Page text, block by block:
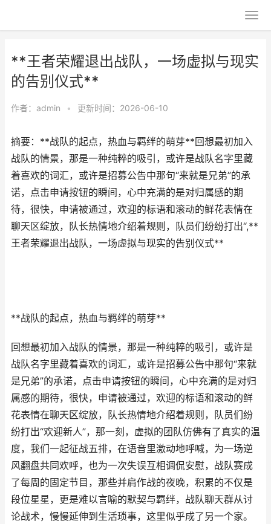
**王者荣耀退出战队，一场虚拟与现实
的告别仪式**
作者： admin • 更新时间：2026-06-10
摘要：**战队的起点，热血与羁绊的萌芽**回想最初加入
战队的情景，那是一种纯粹的吸引，或许是战队名字里藏
着喜欢的词汇，或许是招募公告中那句“来就是兄弟”的承
诺，点击申请按钮的瞬间，心中充满的是对归属感的期
待，很快，申请被通过，欢迎的标语和滚动的鲜花表情在
聊天区绽放，队长热情地介绍着规则，队员们纷纷打出“,**
王者荣耀退出战队，一场虚拟与现实的告别仪式**
**战队的起点，热血与羁绊的萌芽**
回想最初加入战队的情景，那是一种纯粹的吸引，或许是
战队名字里藏着喜欢的词汇，或许是招募公告中那句“来就
是兄弟”的承诺，点击申请按钮的瞬间，心中充满的是对归
属感的期待，很快，申请被通过，欢迎的标语和滚动的鲜
花表情在聊天区绽放，队长热情地介绍着规则，队员们纷
纷打出“欢迎新人”，那一刻，虚拟的团队仿佛有了真实的温
度，我们一起征战五排，在语音里激动地呼喊，为一场逆
风翻盘共同欢呼，也为一次失误互相调侃安慰，战队赛成
了每周的固定节目，那些并肩作战的夜晚，积累的不仅是
段位星星，更是难以言喻的默契与羁绊，战队聊天群从讨
论战术，慢慢延伸到生活琐事，这里似乎成了另一个家。